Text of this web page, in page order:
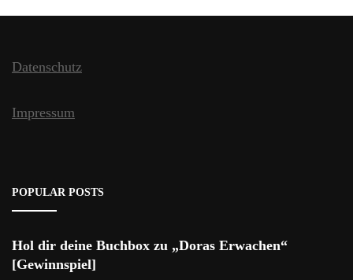
Datenschutz
Impressum
POPULAR POSTS
Hol dir deine Buchbox zu „Doras Erwachen“
[Gewinnspiel]